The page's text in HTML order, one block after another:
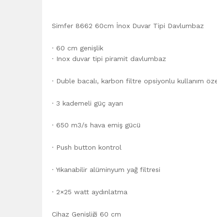
Simfer 8662 60cm İnox Duvar Tipi Davlumbaz
· 60 cm genişlik
· Inox duvar tipi piramit davlumbaz
· Duble bacalı, karbon filtre opsiyonlu kullanım
· 3 kademeli güç ayarı
· 650 m3/s hava emiş gücü
· Push button kontrol
· Yıkanabilir alüminyum yağ filtresi
· 2×25 watt aydınlatma
Cihaz Genişliği 60 cm